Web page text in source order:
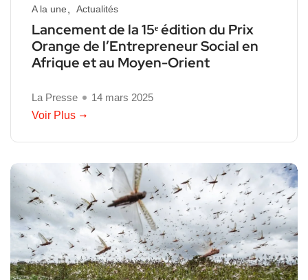
A la une Actualités
Lancement de la 15ᵉ édition du Prix
Orange de l’Entrepreneur Social en
Afrique et au Moyen-Orient
La Presse
14 mars 2025
Voir Plus